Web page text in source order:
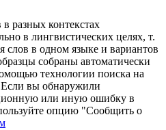
разных контекстах
в лингвистических целях, т.
слов в одном языке и вариантов
собраны автоматически
технологии поиска на
вы обнаружили
или иную ошибку в
опцию "Сообщить о